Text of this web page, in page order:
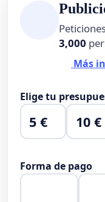
3,000
Más
Elige tu
5 € 10 €
Forma de pago